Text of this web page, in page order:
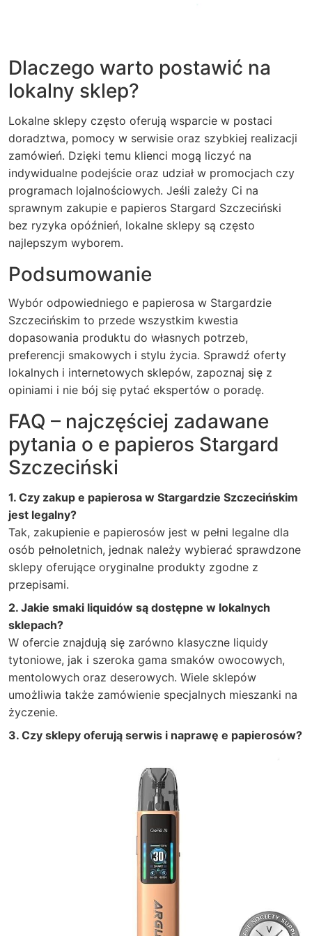
Dlaczego warto postawić na
lokalny sklep?
Lokalne sklepy często oferują wsparcie w postaci
doradztwa, pomocy w serwisie oraz szybkiej realizacji
zamówień. Dzięki temu klienci mogą liczyć na
indywidualne podejście oraz udział w promocjach czy
programach lojalnościowych. Jeśli zależy Ci na
sprawnym zakupie e papieros Stargard Szczeciński
bez ryzyka opóźnień, lokalne sklepy są często
najlepszym wyborem.
Podsumowanie
Wybór odpowiedniego e papierosa w Stargardzie
Szczecińskim to przede wszystkim kwestia
dopasowania produktu do własnych potrzeb,
preferencji smakowych i stylu życia. Sprawdź oferty
lokalnych i internetowych sklepów, zapoznaj się z
opiniami i nie bój się pytać ekspertów o poradę.
FAQ – najczęściej zadawane
pytania o e papieros Stargard
Szczeciński
1. Czy zakup e papierosa w Stargardzie Szczecińskim
jest legalny?
Tak, zakupienie e papierosów jest w pełni legalne dla
osób pełnoletnich, jednak należy wybierać sprawdzone
sklepy oferujące oryginalne produkty zgodne z
przepisami.
2. Jakie smaki liquidów są dostępne w lokalnych
sklepach?
W ofercie znajdują się zarówno klasyczne liquidy
tytoniowe, jak i szeroka gama smaków owocowych,
mentolowych oraz deserowych. Wiele sklepów
umożliwia także zamówienie specjalnych mieszanki na
życzenie.
3. Czy sklepy oferują serwis i naprawę e papierosów?